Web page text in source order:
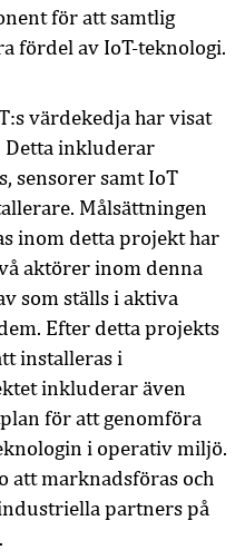
för att samtlig
fördel av IoT-teknologi.
värdekedja har visat
Detta inkluderar
sensorer samt IoT
Målsättningen
inom detta projekt har
aktörer inom denna
som ställs i aktiva
Efter detta projekts
installeras i
inkluderar även
för att genomföra
i operativ miljö.
att marknadsföras och
partners på